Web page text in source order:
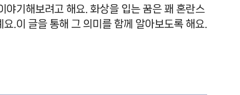
기해보려고 해요. 화상을 입는 꿈은 꽤 혼란스
.이 글을 통해 그 의미를 함께 알아보도록 해요.